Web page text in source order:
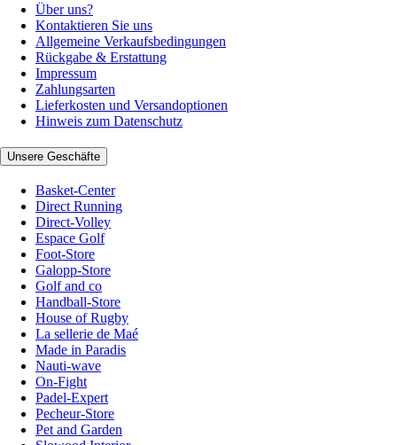
Über uns?
Kontaktieren Sie uns
Allgemeine Verkaufsbedingungen
Rückgabe & Erstattung
Impressum
Zahlungsarten
Lieferkosten und Versandoptionen
Hinweis zum Datenschutz
Unsere Geschäfte
Basket-Center
Direct Running
Direct-Volley
Espace Golf
Foot-Store
Galopp-Store
Golf and co
Handball-Store
House of Rugby
La sellerie de Maé
Made in Paradis
Nauti-wave
On-Fight
Padel-Expert
Pecheur-Store
Pet and Garden